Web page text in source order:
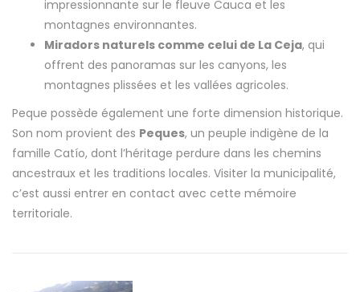
impressionnante sur le fleuve Cauca et les
montagnes environnantes.
Miradors naturels comme celui de La Ceja, qui
offrent des panoramas sur les canyons, les
montagnes plissées et les vallées agricoles.
Peque possède également une forte dimension historique.
Son nom provient des Peques, un peuple indigène de la
famille Catío, dont l’héritage perdure dans les chemins
ancestraux et les traditions locales. Visiter la municipalité,
c’est aussi entrer en contact avec cette mémoire
territoriale.